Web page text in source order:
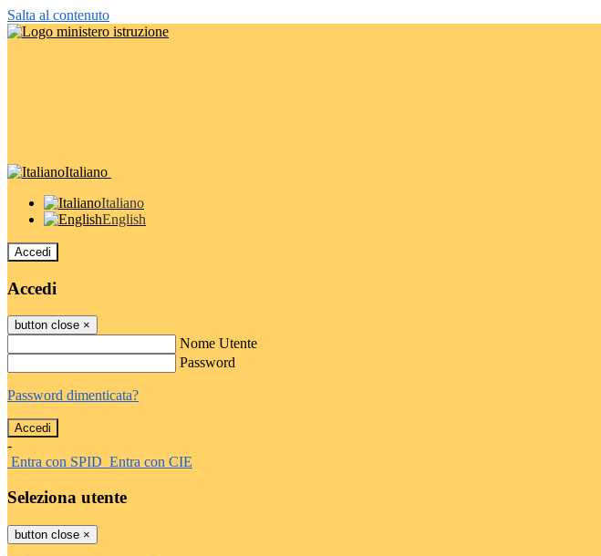
Salta al contenuto
Italiano
Italiano
English
Accedi
Accedi
button close ×
Nome Utente
Password
Password dimenticata?
-
Entra con SPID Entra con CIE
Seleziona utente
button close ×